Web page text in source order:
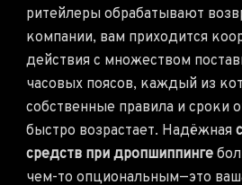
ритейлеры обрабатывают
компании, вам приходится
действия с множеством
часовых поясов, каждый из
собственные правила и сроки
быстро возрастает. Надёжная
средств при дропшиппинге
чем-то опциональным—это